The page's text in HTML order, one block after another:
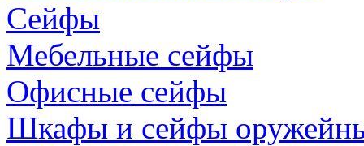
Сейфы
Мебельные сейфы
Офисные сейфы
Шкафы и сейфы